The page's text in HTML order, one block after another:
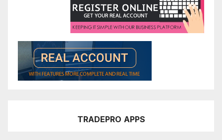
TRADEPRO APPS